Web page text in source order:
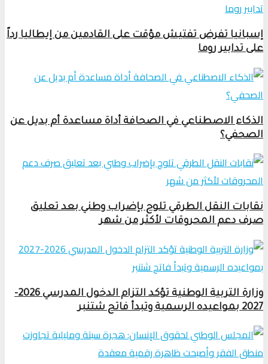
إسبانيا تفرض تفتيش مؤقت على القادمين من إيطاليا رداً
على تدابير روما
الذكاء الاصطناعي في الصحافة أداة مساعدة أم بديل عن
الصحفي؟
نقابات النقل الطرقي تلوح بإضراب وطني بعد تعليق
صرف دعم المحروقات لأكثر من شهر
وزارة التربية الوطنية تؤكد التزام الدخول المدرسي 2026-
2027 بمواعيده الرسمية وتبدأ فاتح شتنبر